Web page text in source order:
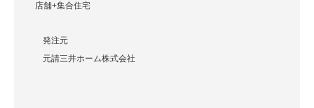
店舗+集合住宅
発注元
元請三井ホーム株式会社